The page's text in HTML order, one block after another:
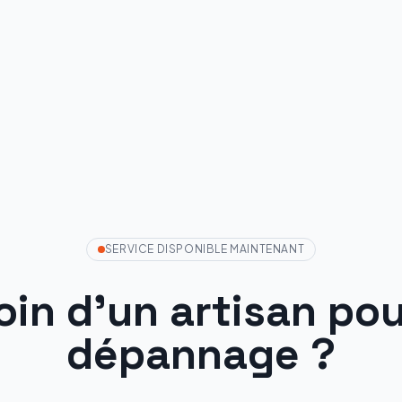
SERVICE DISPONIBLE MAINTENANT
d'un artisan
dépannage ?